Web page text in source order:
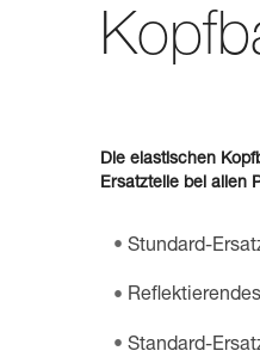
Die elastischen
Ersatzteile bei allen
Stundard-
Standard-